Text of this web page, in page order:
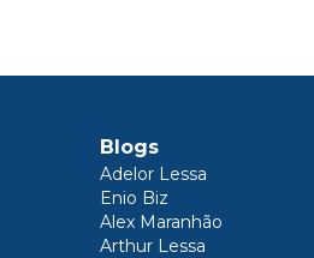
Blogs
Adelor Lessa
Enio Biz
Alex Maranhão
Arthur Lessa